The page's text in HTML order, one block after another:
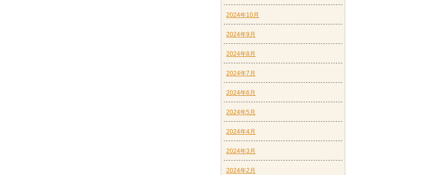
2024年10月
2024年9月
2024年8月
2024年7月
2024年6月
2024年5月
2024年4月
2024年3月
2024年2月